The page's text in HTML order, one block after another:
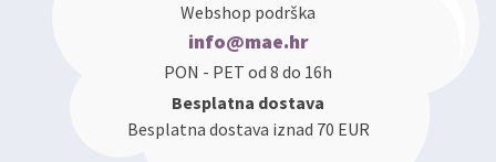
Webshop podrška
info@mae.hr
PON - PET od 8 do 16h
Besplatna dostava
Besplatna dostava iznad 70 EUR